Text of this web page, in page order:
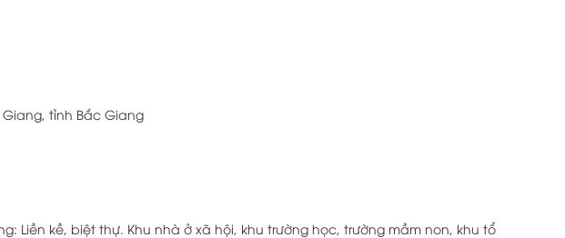
tỉnh Bắc Giang
Liền kề, biệt thự. Khu nhà ở xã hội, khu trường học, trường mầm non, khu tổ